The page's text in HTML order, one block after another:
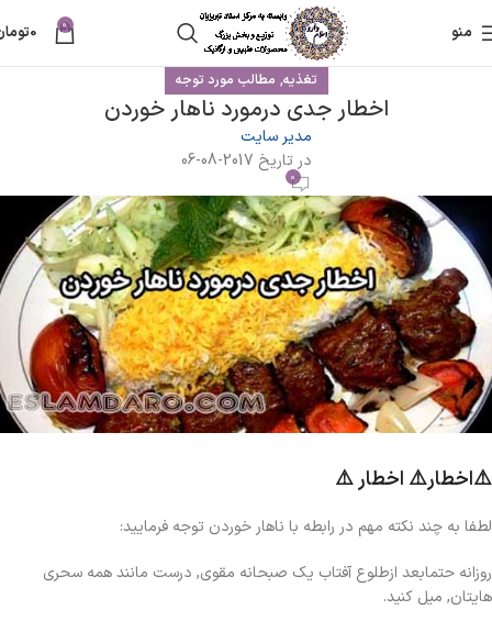
منو 0
0
تغذیه, مطالب مورد توجه
اخطار جدی درمورد ناهار خوردن
مدیر سایت
در تاریخ 2017-08-06
0
⚠️اخطار⚠️ اخطار ⚠️
لطفا به چند نکته مهم در رابطه با ناهار خوردن توجه فرمایید:
روزانه حتمابعد ازطلوع آفتاب یک صبحانه مقوی, درست مانند همه سحری
هایتان, میل کنید.